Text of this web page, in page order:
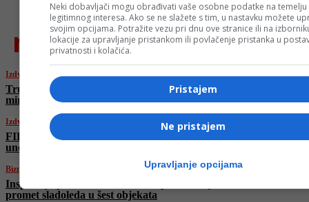
najnovije
Izdvojeno
Trump: “Nisam čuo ništa od Irana o prekidu
mirovnih pregovora”
Izdvojeno
FIFA upozorila navijače: Evo šta ne smijete
unositi na stadione
Biznis
Inspekcija privremeno zabranila proizvodnju i
promet sladoleda u šest objekata
Neki dobavljači mogu obrađivati vaše osobne podatke na temelju
legitimnog interesa. Ako se ne slažete s tim, u nastavku možete
svojim opcijama. Potražite vezu pri dnu ove stranice ili na
lokacije za upravljanje pristankom ili povlačenje pristanka u
privatnosti i kolačića.
Pristajem
Ne pristajem
Upravljanje opcijama